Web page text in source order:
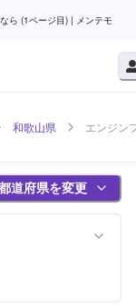
ら (1ページ目) | メンテモ
和歌山県 エンジン
道府県を変更